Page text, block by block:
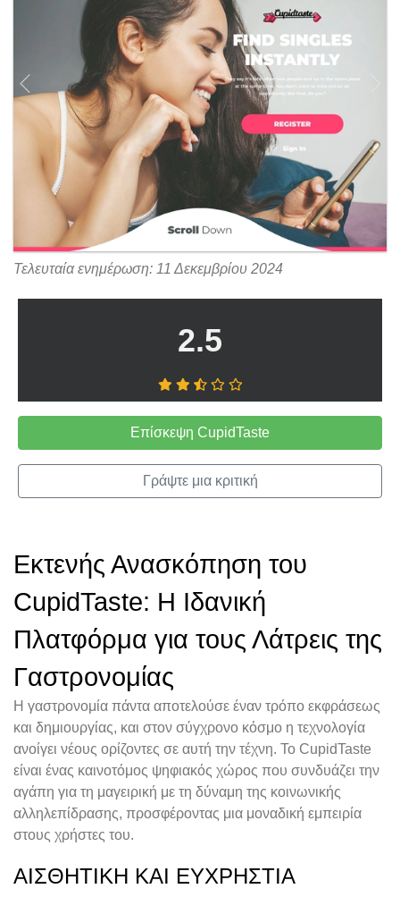
Τελευταία ενημέρωση: 11 Δεκεμβρίου 2024
2.5
Επίσκεψη CupidTaste
Γράψτε μια κριτική
Εκτενής Ανασκόπηση του
CupidTaste: Η Ιδανική
Πλατφόρμα για τους Λάτρεις της
Γαστρονομίας
Η γαστρονομία πάντα αποτελούσε έναν τρόπο εκφράσεως
και δημιουργίας, και στον σύγχρονο κόσμο η τεχνολογία
ανοίγει νέους ορίζοντες σε αυτή την τέχνη. Το CupidTaste
είναι ένας καινοτόμος ψηφιακός χώρος που συνδυάζει την
αγάπη για τη μαγειρική με τη δύναμη της κοινωνικής
αλληλεπίδρασης, προσφέροντας μια μοναδική εμπειρία
στους χρήστες του.
ΑΙΣΘΗΤΙΚΉ ΚΑΙ ΕΥΧΡΗΣΤΊΑ